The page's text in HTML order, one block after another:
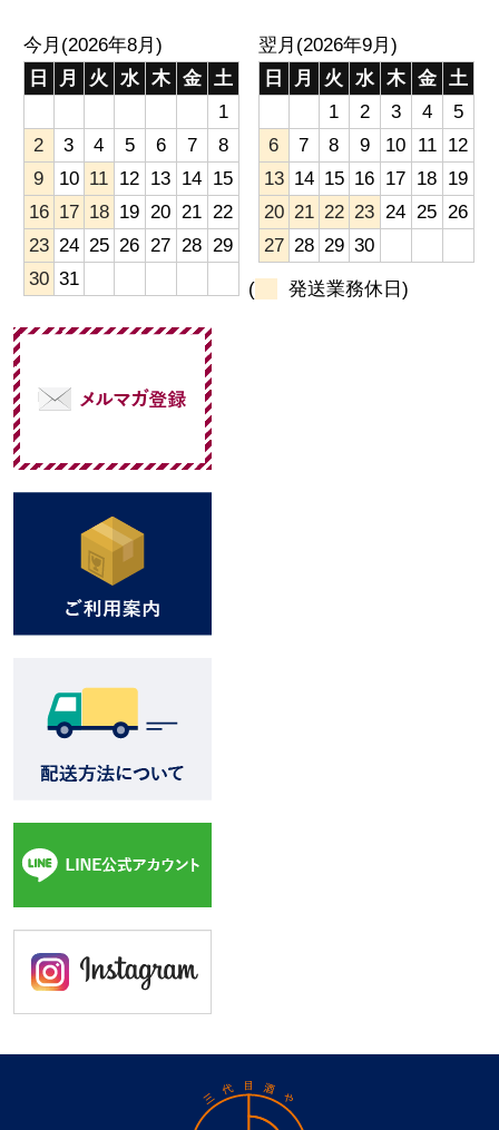
今月(2026年8月)
日
月 火 水 木 金 土
1
2
3 4 5 6 7
8
9
10 11 12 13 14 15
16 17 18 19 20 21 22
23 24 25 26 27 28 29
30 31
翌月(2026年9月)
日
月 火 水 木 金
土
1
2 3 4
5
6
7 8 9 10 11
12
13 14 15 16 17 18 19
20 21 22 23 24 25 26
27 28 29 30
( 発送業務休日)